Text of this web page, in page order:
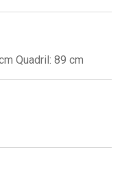
Quadril: 89 cm